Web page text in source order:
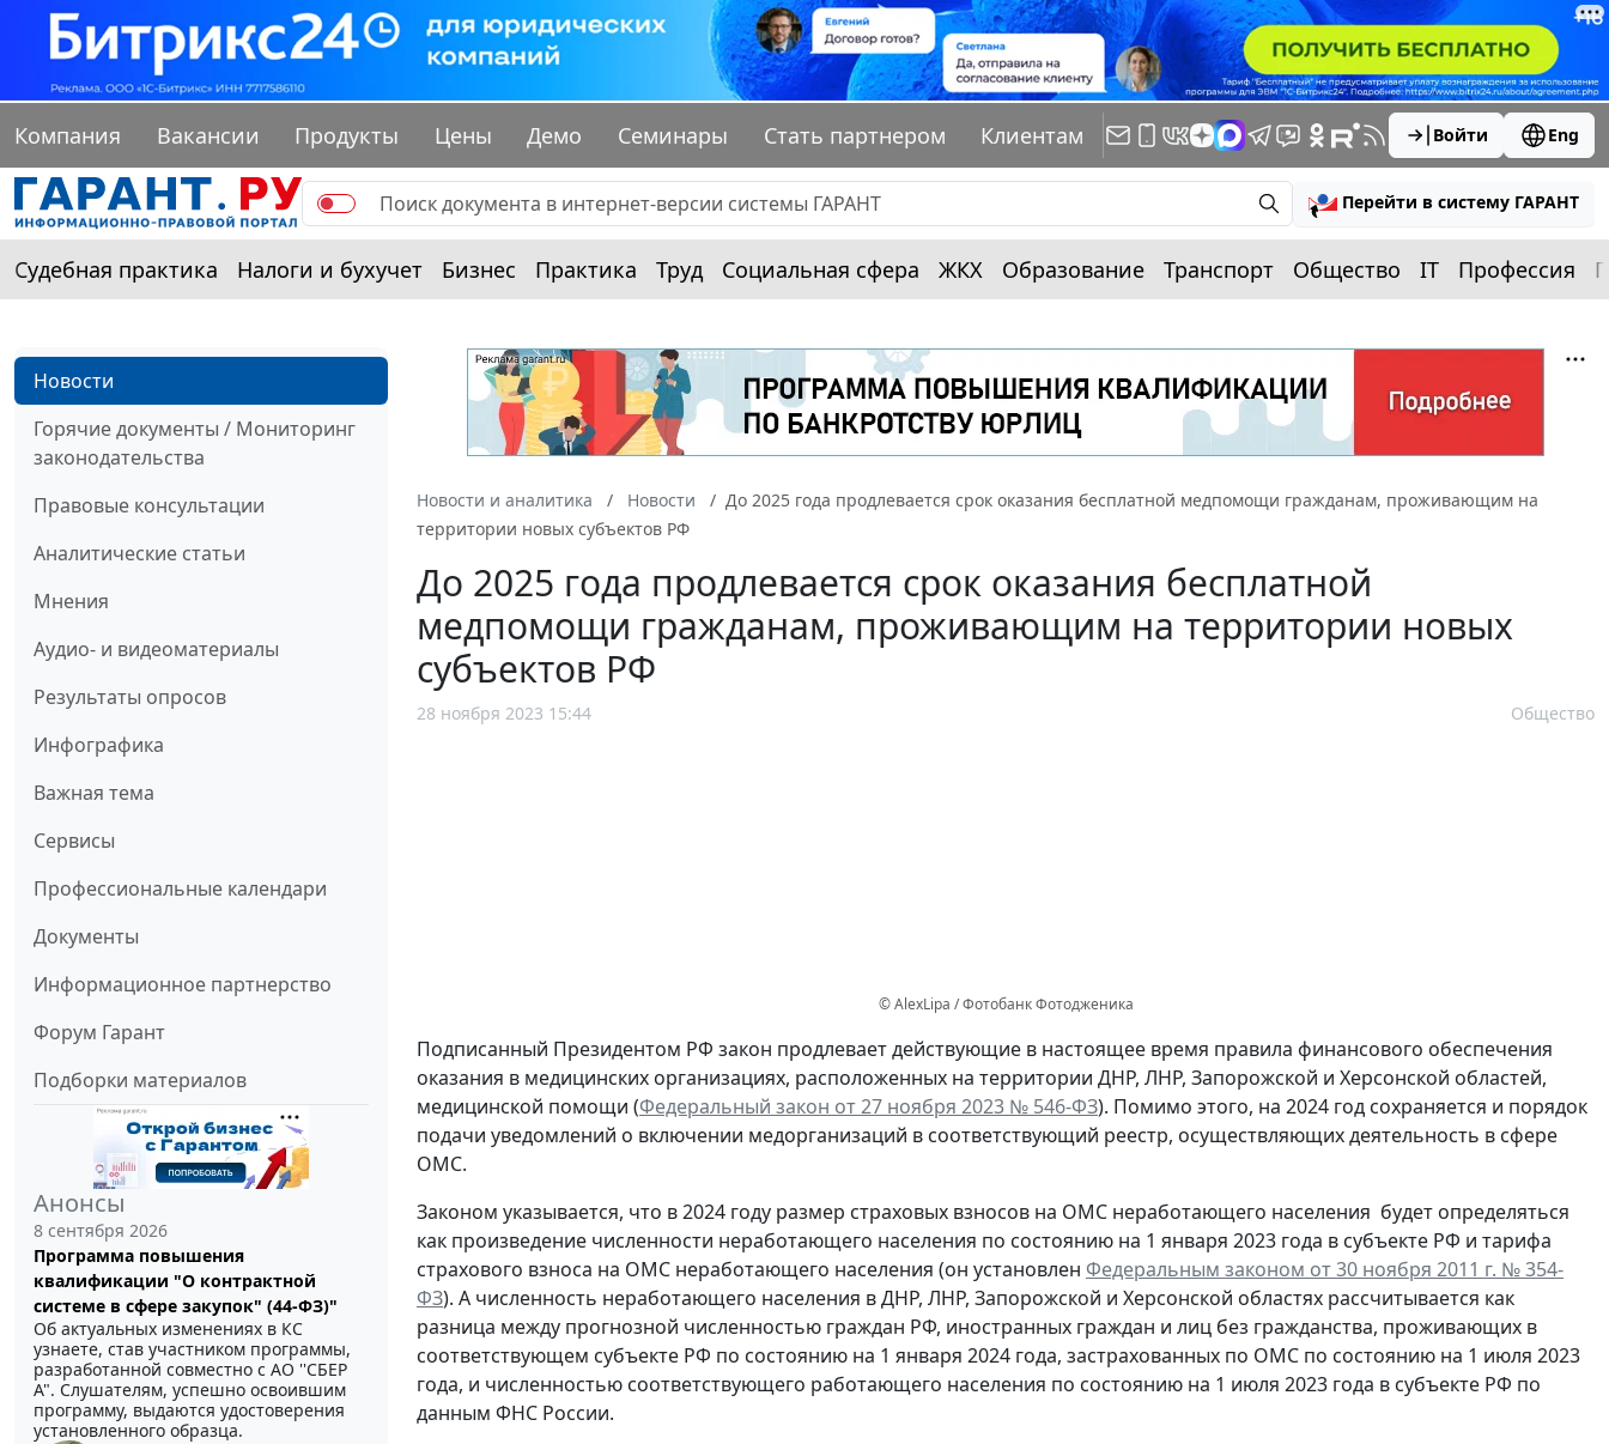
Компания Вакансии Продукты Цены Демо Семинары Стать партнером Клиентам Войти Eng
Перейти в систему ГАРАНТ
Судебная практика Налоги и бухучет Бизнес Практика Труд Социальная сфера ЖКХ Образование Транспорт Общество IT Профессия
Новости
Горячие документы / Мониторинг
законодательства
Правовые консультации
Аналитические статьи
Мнения
Аудио- и видеоматериалы
Результаты опросов
Инфографика
Важная тема
Сервисы
Профессиональные календари
Документы
Информационное партнерство
Форум Гарант
Подборки материалов
Анонсы
8 сентября 2026
Программа повышения
квалификации "О контрактной
системе в сфере закупок" (44-ФЗ)"
Об актуальных изменениях в КС
узнаете, став участником программы,
разработанной совместно с АО ''СБЕР
А". Слушателям, успешно освоившим
программу, выдаются удостоверения
установленного образца.
Новости и аналитика Новости
До 2025 года продлевается срок оказания бесплатной медпомощи гражданам, проживающим на
территории новых субъектов РФ
До 2025 года продлевается срок оказания бесплатной
медпомощи гражданам, проживающим на территории новых
субъектов РФ
28 ноября 2023 15:44 Общество
© AlexLipa / Фотобанк Фотодженика
Подписанный Президентом РФ закон продлевает действующие в настоящее время правила финансового обеспечения
оказания в медицинских организациях, расположенных на территории ДНР, ЛНР, Запорожской и Херсонской областей,
медицинской помощи (Федеральный закон от 27 ноября 2023 № 546-ФЗ). Помимо этого, на 2024 год сохраняется и порядок
подачи уведомлений о включении медорганизаций в соответствующий реестр, осуществляющих деятельность в сфере
ОМС.
Законом указывается, что в 2024 году размер страховых взносов на ОМС неработающего населения будет определяться
как произведение численности неработающего населения по состоянию на 1 января 2023 года в субъекте РФ и тарифа
страхового взноса на ОМС неработающего населения (он установлен Федеральным законом от 30 ноября 2011 г. № 354-
ФЗ). А численность неработающего населения в ДНР, ЛНР, Запорожской и Херсонской областях рассчитывается как
разница между прогнозной численностью граждан РФ, иностранных граждан и лиц без гражданства, проживающих в
соответствующем субъекте РФ по состоянию на 1 января 2024 года, застрахованных по ОМС по состоянию на 1 июля 2023
года, и численностью соответствующего работающего населения по состоянию на 1 июля 2023 года в субъекте РФ по
данным ФНС России.